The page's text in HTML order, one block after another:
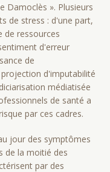
Damoclès ». Plusieurs
de stress : d'une part,
de ressources
d'erreur
de
d'imputabilité
médiatisée
de santé a
par ces cadres.
jour des symptômes
de la moitié des
par des